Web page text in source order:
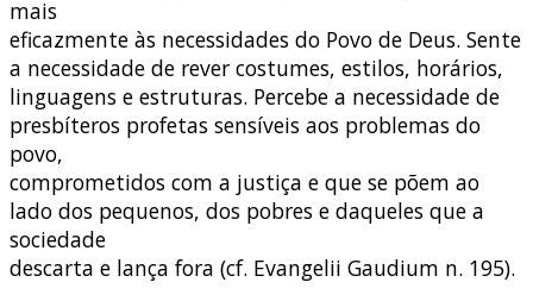
mais
eficazmente às necessidades do Povo de Deus. Sente
a necessidade de rever costumes, estilos, horários,
linguagens e estruturas. Percebe a necessidade de
presbíteros profetas sensíveis aos problemas do
povo,
comprometidos com a justiça e que se põem ao
lado dos pequenos, dos pobres e daqueles que a
sociedade
descarta e lança fora (cf. Evangelii Gaudium n. 195).